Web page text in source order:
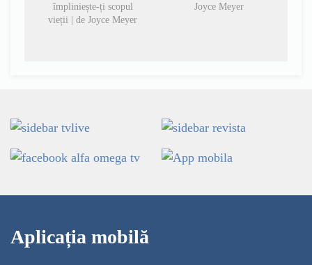
împliniește-ți scopul
vieții | de Joyce Meyer
Joyce Meyer
Aplicația mobilă